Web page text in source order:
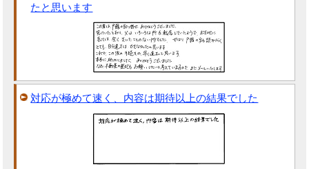
たと思います
対応が極めて速く、内容は期待以上の結果でした